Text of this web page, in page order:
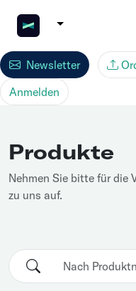
Newsletter
Anmelden
Produkte
Nehmen Sie bitte für die
zu uns auf.